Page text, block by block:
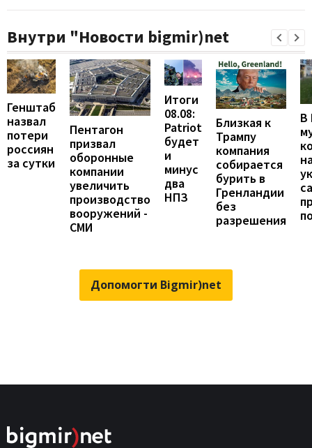
Внутри "Новости bigmir)net
Генштаб
назвал
потери
россиян
за сутки
Пентагон
призвал
оборонные
компании
увеличить
производство
вооружений -
СМИ
Итоги
08.08:
Patriot
будет
и
минус
два
НПЗ
Близкая к
Трампу
компания
собирается
бурить в
Гренландии
без
разрешения
В
Допомогти Bigmir)net